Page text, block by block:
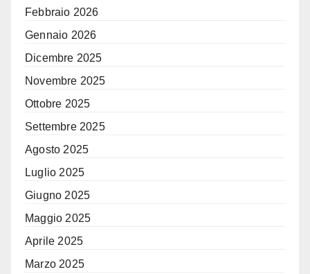
Febbraio 2026
Gennaio 2026
Dicembre 2025
Novembre 2025
Ottobre 2025
Settembre 2025
Agosto 2025
Luglio 2025
Giugno 2025
Maggio 2025
Aprile 2025
Marzo 2025